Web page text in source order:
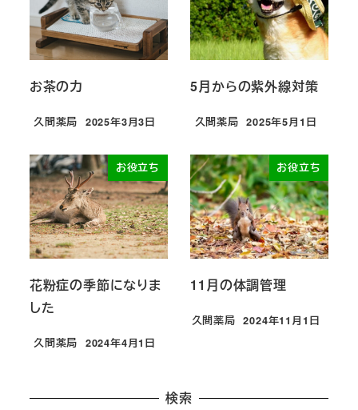
お茶の力
久間薬局
投稿日
2025年3月3日
5月からの紫外線対策
久間薬局
投稿日
2025年5月1日
お役立ち
花粉症の季節になりま
した
久間薬局
投稿日
2024年4月1日
お役立ち
11月の体調管理
久間薬局
投稿日
2024年11月1日
検索